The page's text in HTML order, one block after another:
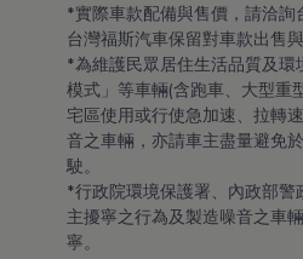
*實際車款配備與售價，請洽詢
台灣福斯汽車保留對車款出售
*為維護民眾居住生活品質及
模式」等車輛(含跑車、大型重
宅區使用或行使急加速、拉轉
音之車輛，亦請車主盡量避免
駛。
*行政院環境保護署、內政部
主擾寧之行為及製造噪音之車
寧。